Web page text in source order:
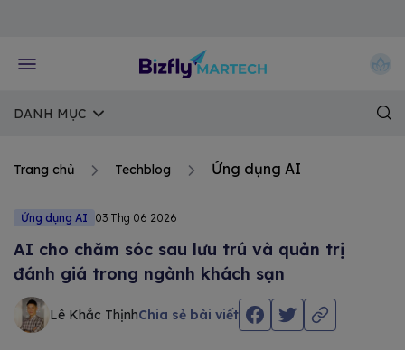
DANH MỤC
Trang chủ Techblog Ứng dụng AI
Ứng dụng AI 03 Thg 06 2026
AI cho chăm sóc sau lưu trú và quản trị
đánh giá trong ngành khách sạn
Lê Khắc ThịnhChia sẻ bài viết